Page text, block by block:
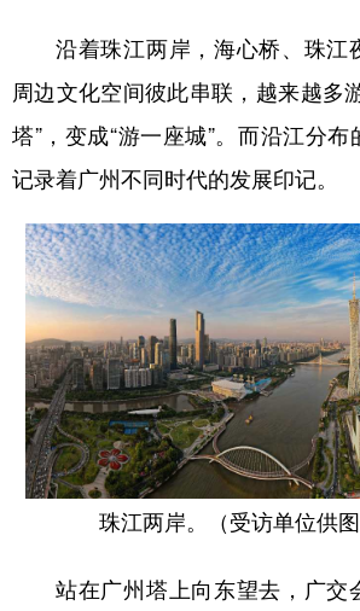
沿着珠江两岸，海心桥、珠江
周边文化空间彼此串联，越来越多
塔”，变成“游一座城”。而沿江分
记录着广州不同时代的发展印记。
珠江两岸。（受访单位供图
站在广州塔上向东望去，广交